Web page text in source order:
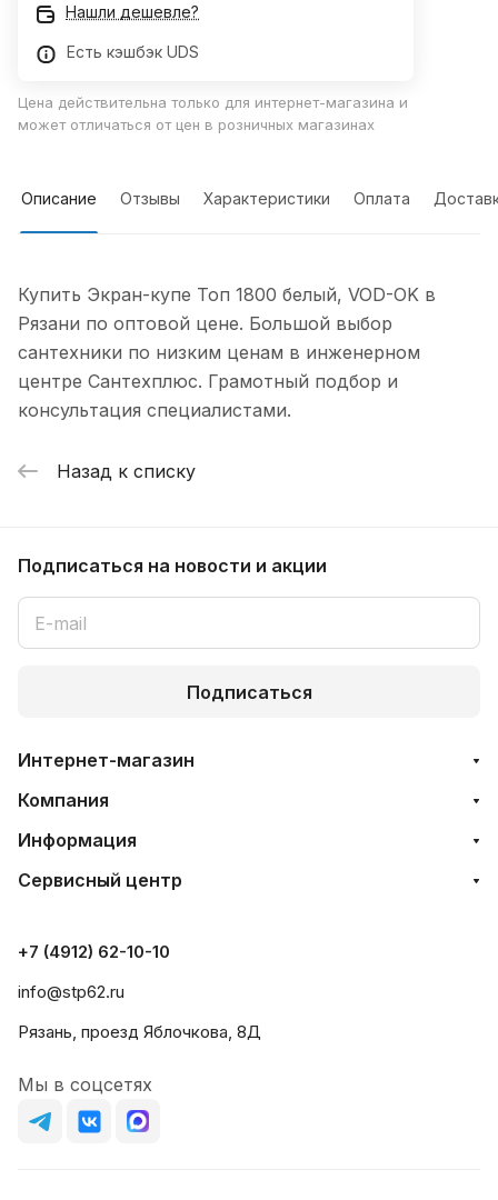
Нашли дешевле?
Есть кэшбэк UDS
Цена действительна только для интернет-магазина и
может отличаться от цен в розничных магазинах
Описание Отзывы Характеристики Оплата
Купить Экран-купе Топ 1800 белый, VOD-OK в
Рязани по оптовой цене. Большой выбор
сантехники по низким ценам в инженерном
центре Сантехплюс. Грамотный подбор и
консультация специалистами.
Назад к списку
Подписаться на новости и акции
Подписаться
Интернет-магазин
Компания
Информация
Сервисный центр
+7 (4912) 62-10-10
info@stp62.ru
Рязань, проезд Яблочкова, 8Д
Мы в соцсетях